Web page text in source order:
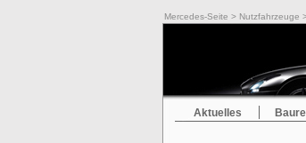
Mercedes-Seite > Nutzfahrzeuge
Aktuelles